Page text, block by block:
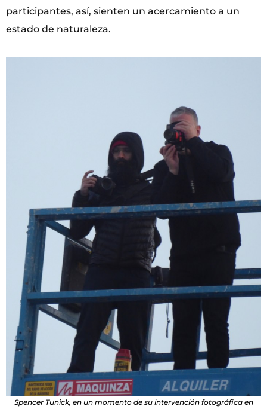
participantes, así, sienten un acercamiento a un
estado de naturaleza.
Spencer Tunick, en un momento de su intervención fotográfica en